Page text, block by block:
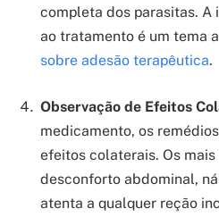
completa dos parasitas. A
ao tratamento é um tema
sobre adesão terapêutica.
Observação de Efeitos
medicamento, os
efeitos colaterais. Os
desconforto abdominal,
atenta a qualquer reção